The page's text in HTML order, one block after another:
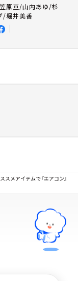
原亘/山内あゆ/杉
/堀井美香
スメアイテムで『エアコン』